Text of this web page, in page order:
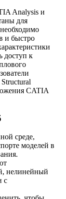
Analysis и
для
и быстро
доступ к
CATIA
среде,
моделей в
нелинейный
с